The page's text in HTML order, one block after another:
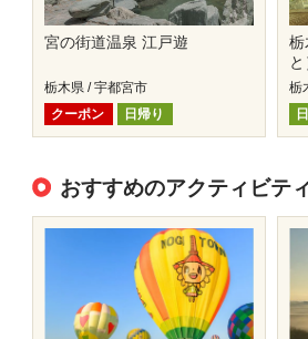
宮の街道温泉 江戸遊
栃木県 / 宇都宮市
クーポン
日帰り
栃
と
栃
おすすめのアクティビテ